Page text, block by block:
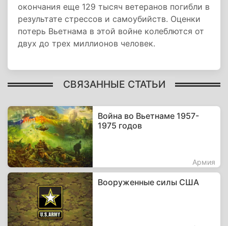
окончания еще 129 тысяч ветеранов погибли в
результате стрессов и самоубийств. Оценки
потерь Вьетнама в этой войне колеблются от
двух до трех миллионов человек.
СВЯЗАННЫЕ СТАТЬИ
Война во Вьетнаме 1957-
1975 годов
Армия
Вооруженные силы США